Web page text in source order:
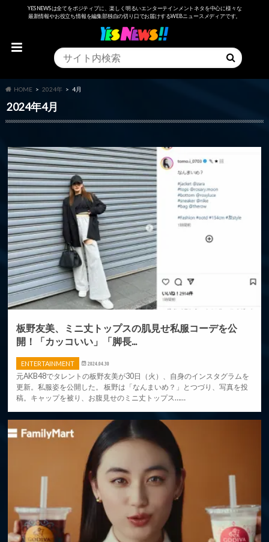
YESNEWSは全てをポジティブに、楽しく明るいエンターテインメントネタを中心に様々な
最新情報やお役立ち情報を編集部独自の切り口でお届けするWEBニュースメディアです。
HOME 2024年 4月
2024年4月
板野友美、ミニ丈トップスの肌見せ私服コーデを公
開！「カッコいい」「脚長...
ENTERTAINMENT 2024.04.30
元AKB48でタレントの板野友美が30日（火）、自身のインスタグラムを
更新。私服姿を公開した。 板野は「なんまいめ？」とつづり、写真を投
稿。キャップを被り、お腹見せのミニ丈トップス……